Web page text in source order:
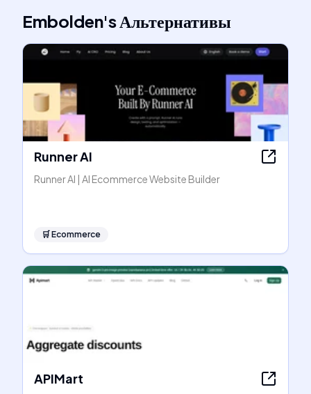
Embolden'sАльтернативы
Runner AI
Runner AI | AI Ecommerce Website Builder
🛒Ecommerce
APIMart